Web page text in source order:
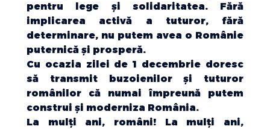
pentru lege și solidaritatea. Fără
implicarea activă a tuturor, fără
determinare, nu putem avea o Românie
puternică și prosperă.
Cu ocazia zilei de 1 decembrie doresc
să transmit buzoienilor și tuturor
românilor că numai împreună putem
construi și moderniza România.
La mulți ani, români! La mulți ani,